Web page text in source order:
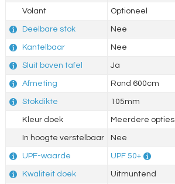
Volant Optioneel
Deelbare stok Nee
Kantelbaar Nee
Sluit boven tafel Ja
Afmeting Rond 600cm
Stokdikte 105mm
Kleur doek Meerdere opties
In hoogte verstelbaar Nee
UPF-waarde UPF 50+
Kwaliteit doek Uitmuntend